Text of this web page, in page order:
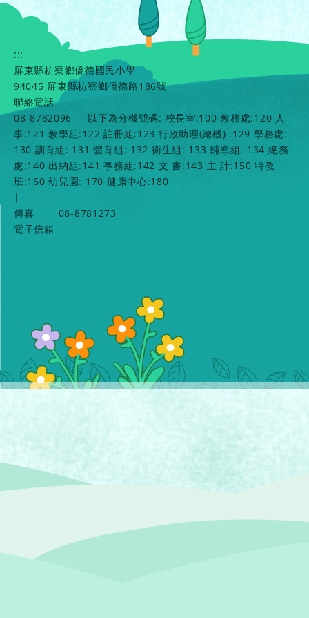
:::
屏東縣枋寮鄉僑德國民小學
94045 屏東縣枋寮鄉僑德路186號
聯絡電話
08-8782096----以下為分機號碼: 校長室:100 教務處:120 人
事:121 教學組:122 註冊組:123 行政助理(總機) :129 學務處:
130 訓育組: 131 體育組: 132 衛生組: 133 輔導組: 134 總務
處:140 出納組:141 事務組:142 文 書:143 主 計:150 特教
班:160 幼兒園: 170 健康中心:180
|
傳真
08-8781273
電子信箱